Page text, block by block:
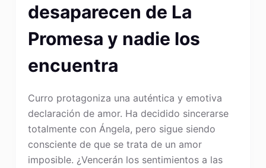
desaparecen de La
Promesa y nadie los
encuentra
Curro protagoniza una auténtica y emotiva
declaración de amor. Ha decidido sincerarse
totalmente con Ángela, pero sigue siendo
consciente de que se trata de un amor
imposible. ¿Vencerán los sentimientos a las